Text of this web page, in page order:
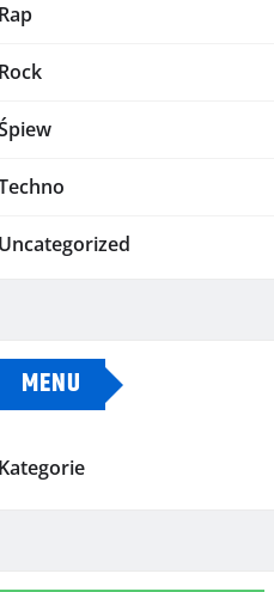
Rap
Rock
Uncategorized
MENU
Kategorie